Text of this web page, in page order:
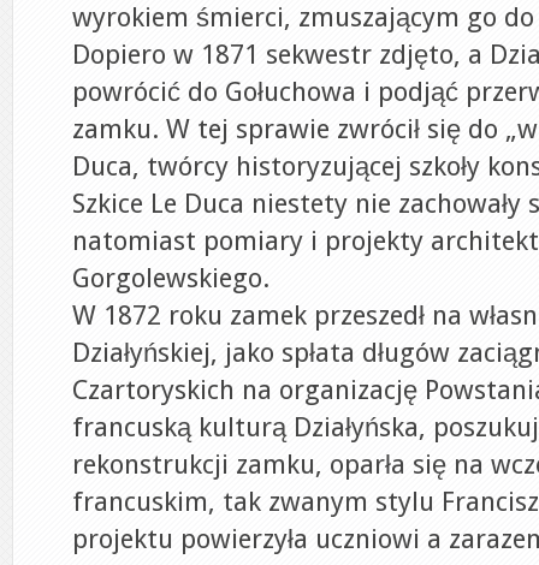
wyrokiem śmierci, zmuszającym go
Dopiero w 1871 sekwestr zdjęto, a
powrócić do Gołuchowa i podjąć
zamku. W tej sprawie zwrócił się do
Duca, twórcy historyzującej szkoły
Szkice Le Duca niestety nie zachowały
natomiast pomiary i projekty
Gorgolewskiego.
W 1872 roku zamek przeszedł na
Działyńskiej, jako spłata długów
Czartoryskich na organizację
francuską kulturą Działyńska,
rekonstrukcji zamku, oparła się na
francuskim, tak zwanym stylu
projektu powierzyła uczniowi a